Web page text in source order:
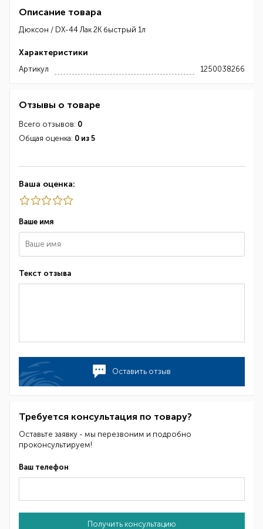
Описание товара
Дюксон / DX-44 Лак 2К быстрый 1л
Характеристики
Артикул 1250038266
Отзывы о товаре
Всего отзывов: 0
Общая оценка: 0 из 5
Ваша оценка:
Ваше имя
Текст отзыва
Оставить отзыв
Требуется консультация по товару?
Оставьте заявку - мы перезвоним и подробно
проконсультируем!
Ваш телефон
Получить консультацию